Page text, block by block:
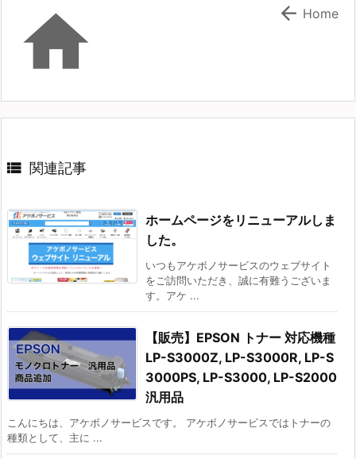
  Home
 関連記事
ホームページをリニューアルしま
した。
いつもアケボノサービスのウェブサイト
をご訪問いただき、誠に有難うございま
す。アケ ...
【販売】EPSON トナー 対応機種
LP-S3000Z, LP-S3000R, LP-S
3000PS, LP-S3000, LP-S2000
汎用品
こんにちは、アケボノサービスです。 アケボノサービスではトナーの
種類として、主に ...